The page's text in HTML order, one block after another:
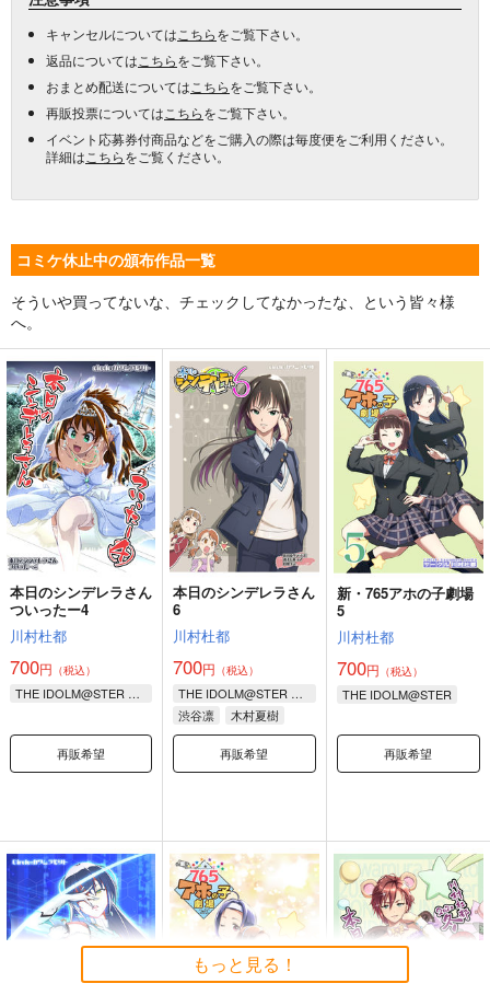
キャンセルについては こちらをご覧下さい。
返品については こちらをご覧下さい。
おまとめ配送については こちらをご覧下さい。
再販投票については こちらをご覧下さい。
イベント応募券付商品などをご購入の際は毎度便をご利用ください。
詳細は こちらをご覧ください。
コミケ休止中の頒布作品一覧
そういや買ってないな、チェックしてなかったな、という皆々様
へ。
本日のシンデレラさん
ついったー4
川村杜都
700円 （税込）
THE IDOLM@STER CINDERELLA GIRLS
再販希望
本日のシンデレラさん
6
川村杜都
700円 （税込）
THE IDOLM@STER CINDERELLA GIRLS
渋谷凛
木村夏樹
木場真奈美
再販希望
新・765アホの子劇場
5
川村杜都
700円 （税込）
THE IDOLM@STER
再販希望
もっと見る！